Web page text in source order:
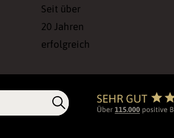
Seit über
20 Jahren
erfolgreich